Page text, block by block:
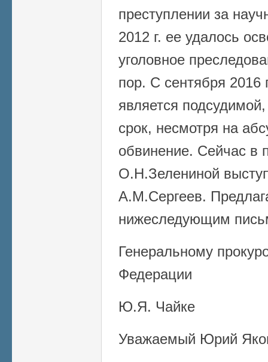
преступлении за
2012 г. ее удалось
уголовное
пор. С сентября
является
срок, несмотря на
обвинение. Сейчас в
О.Н.Зелениной
А.М.Сергеев.
нижеследующим
Генеральному
Федерации
Ю.Я. Чайке
Уважаемый Юрий